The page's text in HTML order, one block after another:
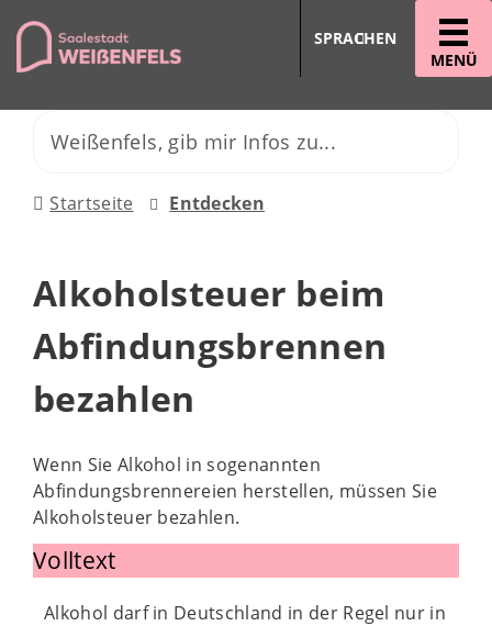
MENÜ
SPRACHEN
Startseite Entdecken
Alkoholsteuer beim
Abfindungsbrennen
bezahlen
Wenn Sie Alkohol in sogenannten
Abfindungsbrennereien herstellen, müssen Sie
Alkoholsteuer bezahlen.
Volltext
Alkohol darf in Deutschland in der Regel nur in